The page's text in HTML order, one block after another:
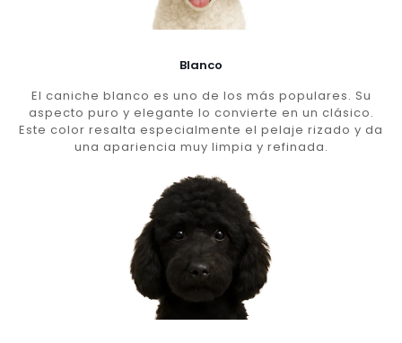
Blanco
El caniche blanco es uno de los más populares. Su
aspecto puro y elegante lo convierte en un clásico.
Este color resalta especialmente el pelaje rizado y da
una apariencia muy limpia y refinada.